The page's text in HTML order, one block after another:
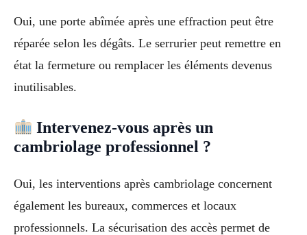
Oui, une porte abîmée après une effraction peut être
réparée selon les dégâts. Le serrurier peut remettre en
état la fermeture ou remplacer les éléments devenus
inutilisables.
Intervenez-vous après un
cambriolage professionnel ?
Oui, les interventions après cambriolage concernent
également les bureaux, commerces et locaux
professionnels. La sécurisation des accès permet de